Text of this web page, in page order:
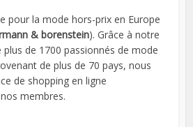
pour la mode hors-prix en Europe
& borenstein). Grâce à notre
plus de 1700 passionnés de mode
de plus de 70 pays, nous
de shopping en ligne
membres.